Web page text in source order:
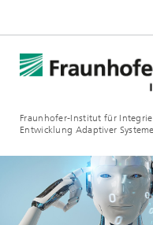
Fraunhofer-Institut für
Entwicklung Adaptiver Systeme